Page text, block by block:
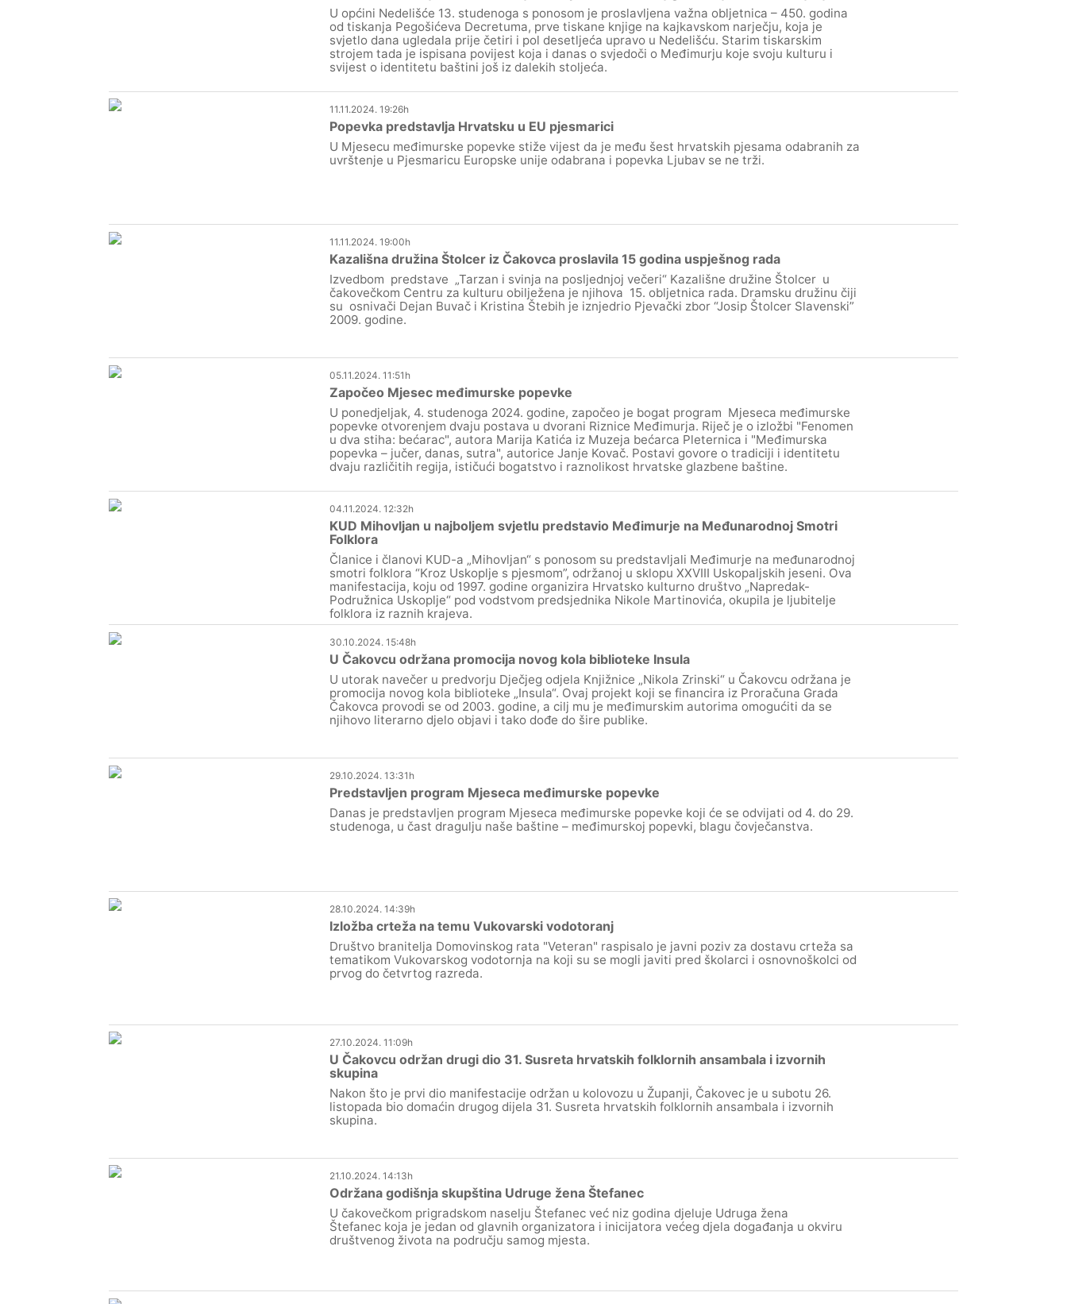
U općini Nedelišće 13. studenoga s ponosom je proslavljena važna obljetnica – 450. godina
od tiskanja Pegošićeva Decretuma, prve tiskane knjige na kajkavskom narječju, koja je
svjetlo dana ugledala prije četiri i pol desetljeća upravo u Nedelišću. Starim tiskarskim
strojem tada je ispisana povijest koja i danas o svjedoči o Međimurju koje svoju kulturu i
svijest o identitetu baštini još iz dalekih stoljeća.
11.11.2024. 19:26h
Popevka predstavlja Hrvatsku u EU pjesmarici
U Mjesecu međimurske popevke stiže vijest da je među šest hrvatskih pjesama odabranih za
uvrštenje u Pjesmaricu Europske unije odabrana i popevka Ljubav se ne trži.
11.11.2024. 19:00h
Kazališna družina Štolcer iz Čakovca proslavila 15 godina uspješnog rada
Izvedbom predstave „Tarzan i svinja na posljednjoj večeri“ Kazališne družine Štolcer u
čakovečkom Centru za kulturu obilježena je njihova 15. obljetnica rada. Dramsku družinu čiji
su osnivači Dejan Buvač i Kristina Štebih je iznjedrio Pjevački zbor “Josip Štolcer Slavenski”
2009. godine.
05.11.2024. 11:51h
Započeo Mjesec međimurske popevke
U ponedjeljak, 4. studenoga 2024. godine, započeo je bogat program Mjeseca međimurske
popevke otvorenjem dvaju postava u dvorani Riznice Međimurja. Riječ je o izložbi "Fenomen
u dva stiha: bećarac", autora Marija Katića iz Muzeja bećarca Pleternica i "Međimurska
popevka – jučer, danas, sutra", autorice Janje Kovač. Postavi govore o tradiciji i identitetu
dvaju različitih regija, ističući bogatstvo i raznolikost hrvatske glazbene baštine.
04.11.2024. 12:32h
KUD Mihovljan u najboljem svjetlu predstavio Međimurje na Međunarodnoj Smotri
Folklora
Članice i članovi KUD-a „Mihovljan“ s ponosom su predstavljali Međimurje na međunarodnoj
smotri folklora “Kroz Uskoplje s pjesmom”, održanoj u sklopu XXVIII Uskopaljskih jeseni. Ova
manifestacija, koju od 1997. godine organizira Hrvatsko kulturno društvo „Napredak-
Podružnica Uskoplje“ pod vodstvom predsjednika Nikole Martinovića, okupila je ljubitelje
folklora iz raznih krajeva.
30.10.2024. 15:48h
U Čakovcu održana promocija novog kola biblioteke Insula
U utorak navečer u predvorju Dječjeg odjela Knjižnice „Nikola Zrinski“ u Čakovcu održana je
promocija novog kola biblioteke „Insula“. Ovaj projekt koji se financira iz Proračuna Grada
Čakovca provodi se od 2003. godine, a cilj mu je međimurskim autorima omogućiti da se
njihovo literarno djelo objavi i tako dođe do šire publike.
29.10.2024. 13:31h
Predstavljen program Mjeseca međimurske popevke
Danas je predstavljen program Mjeseca međimurske popevke koji će se odvijati od 4. do 29.
studenoga, u čast dragulju naše baštine – međimurskoj popevki, blagu čovječanstva.
28.10.2024. 14:39h
Izložba crteža na temu Vukovarski vodotoranj
Društvo branitelja Domovinskog rata "Veteran" raspisalo je javni poziv za dostavu crteža sa
tematikom Vukovarskog vodotornja na koji su se mogli javiti pred školarci i osnovnoškolci od
prvog do četvrtog razreda.
27.10.2024. 11:09h
U Čakovcu održan drugi dio 31. Susreta hrvatskih folklornih ansambala i izvornih
skupina
Nakon što je prvi dio manifestacije održan u kolovozu u Županji, Čakovec je u subotu 26.
listopada bio domaćin drugog dijela 31. Susreta hrvatskih folklornih ansambala i izvornih
skupina.
21.10.2024. 14:13h
Održana godišnja skupština Udruge žena Štefanec
U čakovečkom prigradskom naselju Štefanec već niz godina djeluje Udruga žena
Štefanec koja je jedan od glavnih organizatora i inicijatora većeg djela događanja u okviru
društvenog života na području samog mjesta.